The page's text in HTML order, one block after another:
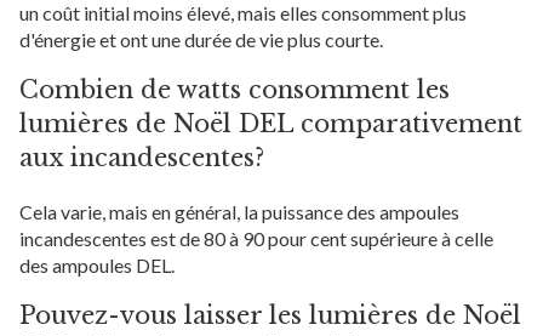
un coût initial moins élevé, mais elles consomment plus
d'énergie et ont une durée de vie plus courte.
Combien de watts consomment les
lumières de Noël DEL comparativement
aux incandescentes?
Cela varie, mais en général, la puissance des ampoules
incandescentes est de 80 à 90 pour cent supérieure à celle
des ampoules DEL.
Pouvez-vous laisser les lumières de Noël